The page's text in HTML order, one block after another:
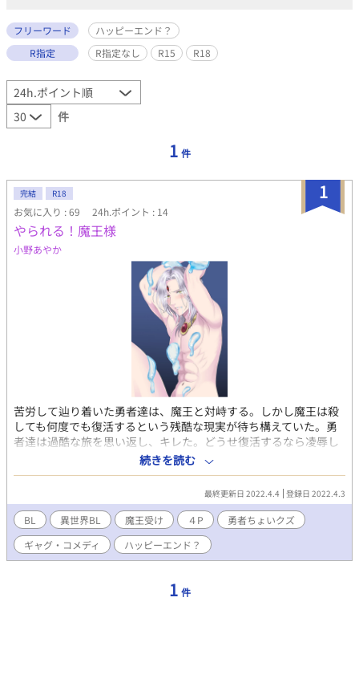
フリーワード
ハッピーエンド？
R指定
R指定なし R15 R18
件
1 件
1
完結 R18
お気に入り : 69 24h.ポイント : 14
やられる！魔王様
小野あやか
苦労して辿り着いた勇者達は、魔王と対峙する。しかし魔王は殺
しても何度でも復活するという残酷な現実が待ち構えていた。勇
者達は過酷な旅を思い返し、キレた。どうせ復活するなら凌辱し
てやろうと……。 ゲスい勇者×魔王（少し不憫）エロメインで
す。
続きを読む
最終更新日 2022.4.4 登録日 2022.4.3
BL 異世界BL 魔王受け ４P
勇者ちょいクズ
ギャグ・コメディ
ハッピーエンド？
1 件